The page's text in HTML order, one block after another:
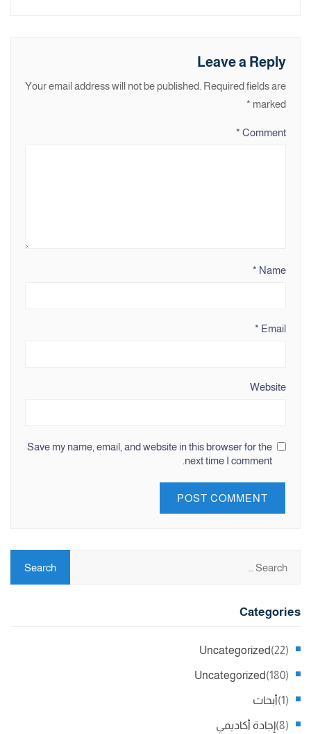
Leave a Reply
Your email address will not be published. Required fields are
marked
*
Comment
*
Name
*
Email
*
Website
Save my name, email, and website in this browser for the
next time I comment.
Categories
Uncategorized (22)
Uncategorized (180)
أبحاث (1)
إجادة أكاديمي (8)